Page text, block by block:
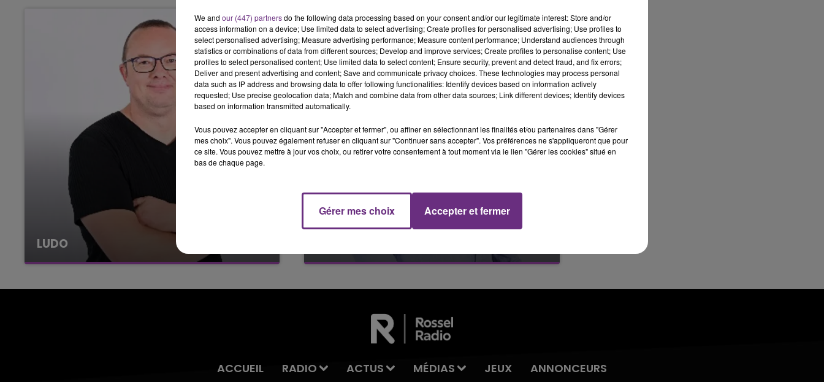
16h00 - 20h00
LE WEEK-END CHAMPAGNE FM BEST OF LE WEEK-END CHAMPAGNE FM
LUDO
ACCUEIL RADIO ACTUS MÉDIAS JEUX ANNONCEURS
We and our (447) partnersdo the following data processing based on your consent and/or our legitimate interest: Store and/or
access information on a device; Use limited data to select advertising; Create profiles for personalised advertising; Use profiles to
select personalised advertising; Measure advertising performance; Measure content performance; Understand audiences through
statistics or combinations of data from different sources; Develop and improve services; Create profiles to personalise content; Use
profiles to select personalised content; Use limited data to select content; Ensure security, prevent and detect fraud, and fix errors;
Deliver and present advertising and content; Save and communicate privacy choices. These technologies may process personal
data such as IP address and browsing data to offer following functionalities: Identify devices based on information actively
requested; Use precise geolocation data; Match and combine data from other data sources; Link different devices; Identify devices
based on information transmitted automatically.
Vous pouvez accepter en cliquant sur "Accepter et fermer", ou affiner en sélectionnant les finalités et/ou partenaires dans "Gérer
mes choix". Vous pouvez également refuser en cliquant sur "Continuer sans accepter". Vos préférences ne s'appliqueront que pour
ce site. Vous pouvez mettre à jour vos choix, ou retirer votre consentement à tout moment via le lien "Gérer les cookies" situé en
bas de chaque page.
Gérer mes choix Accepter et fermer